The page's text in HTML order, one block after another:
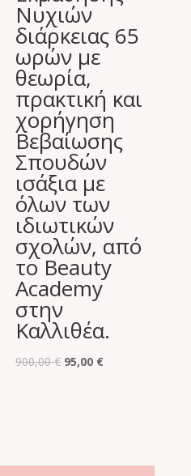
Νυχιών
διάρκειας 65
ωρών με
θεωρία,
πρακτική και
χορήγηση
Βεβαίωσης
Σπουδών
ισάξια με
όλων των
ιδιωτικών
σχολών, από
το Beauty
Academy
στην
Καλλιθέα.
900,00€ Original
95,00 €